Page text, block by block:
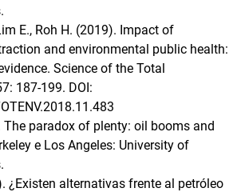
E., Roh H. (2019). Impact of
and environmental public health:
Science of the Total
187-199. DOI:
The paradox of plenty: oil booms and
e Los Angeles: University of
¿Existen alternativas frente al petróleo